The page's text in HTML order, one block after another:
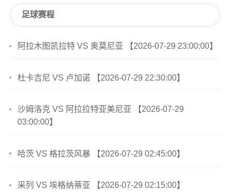
足球赛程
阿拉木图凯拉特 VS 奥莫尼亚 【2026-07-29 23:00:00】
杜卡吉尼 VS 卢加诺 【2026-07-29 22:30:00】
沙姆洛克 VS 阿拉拉特亚美尼亚 【2026-07-29
03:00:00】
哈茨 VS 格拉茨风暴 【2026-07-29 02:45:00】
采列 VS 埃格纳蒂亚 【2026-07-29 02:15:00】